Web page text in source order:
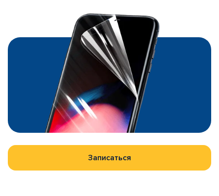
Записаться